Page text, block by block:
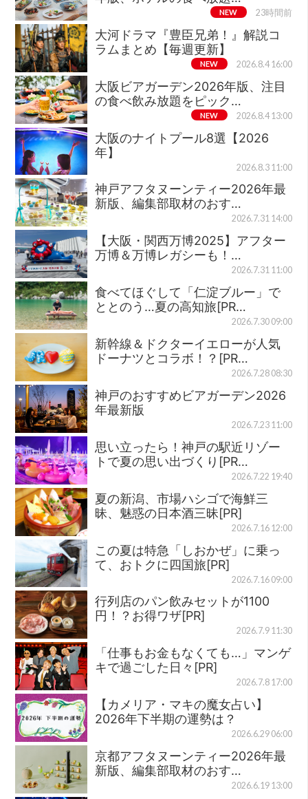
NEW 23時間前
大河ドラマ『豊臣兄弟！』解説コ
ラムまとめ【毎週更新】
NEW 2026.8.4 16:00
大阪ビアガーデン2026年版、注目
の食べ飲み放題をピック…
NEW 2026.8.4 13:00
大阪のナイトプール8選【2026
年】
2026.8.3 11:00
神戸アフタヌーンティー2026年最
新版、編集部取材のおす…
2026.7.31 14:00
【大阪・関西万博2025】アフター
万博＆万博レガシーも！…
2026.7.31 11:00
食べてほぐして「仁淀ブルー」で
ととのう…夏の高知旅[PR…
2026.7.30 09:00
新幹線＆ドクターイエローが人気
ドーナツとコラボ！？[PR…
2026.7.28 08:30
神戸のおすすめビアガーデン2026
年最新版
2026.7.23 11:00
思い立ったら！神戸の駅近リゾー
トで夏の思い出づくり[PR…
2026.7.22 19:40
夏の新潟、市場ハシゴで海鮮三
昧、魅惑の日本酒三昧[PR]
2026.7.16 12:00
この夏は特急「しおかぜ」に乗っ
て、おトクに四国旅[PR]
2026.7.16 09:00
行列店のパン飲みセットが1100
円！？お得ワザ[PR]
2026.7.9 11:30
「仕事もお金もなくても…」マンゲ
キで過ごした日々[PR]
2026.7.8 17:00
【カメリア・マキの魔女占い】
2026年下半期の運勢は？
2026.6.29 06:00
京都アフタヌーンティー2026年最
新版、編集部取材のおす…
2026.6.19 13:00